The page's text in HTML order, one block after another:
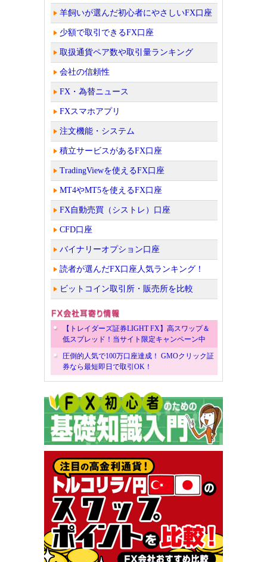
羊飼いが選んだ初心者にやさしいFX口座
少額で取引できるFX口座
取扱通貨ペア数や取引量ランキング
会社の信頼性
FX・為替ニュース
FXスマホアプリ
注文機能・システム
積立サービスがあるFX口座
TradingViewを使えるFX口座
MT4やMT5を使えるFX口座
FX自動売買（シストレ）口座
CFD口座
バイナリーオプション口座
読者が選んだFX口座人気ランキング！
ビットコイン取引所・販売所を比較
【トレイダーズ証券LIGHT FX】高スワップ＆
低スプレッド！当サイト限定キャンペーン中
圧倒的人気で100万口座達成！ GMOクリック証
券なら最短即日で取引OK！